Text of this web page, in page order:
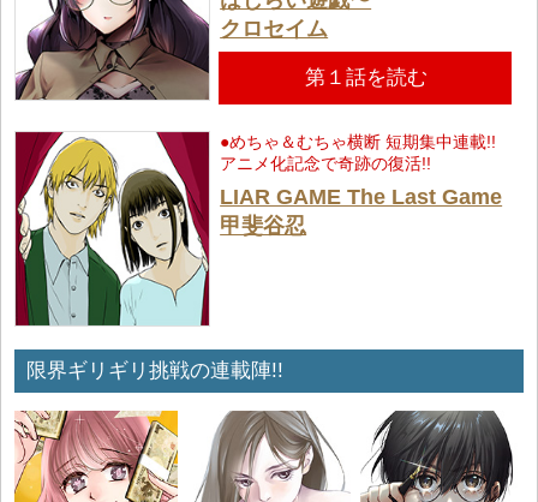
クロセイム
第１話を読む
●めちゃ＆むちゃ横断 短期集中連載!!
アニメ化記念で奇跡の復活!!
LIAR GAME The Last Game
甲斐谷忍
限界ギリギリ挑戦の連載陣!!